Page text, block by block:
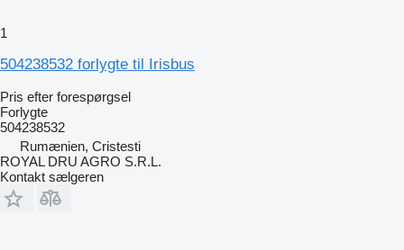
1
504238532 forlygte til Irisbus
Pris efter forespørgsel
Forlygte
504238532
Rumænien, Cristesti
ROYAL DRU AGRO S.R.L.
Kontakt sælgeren